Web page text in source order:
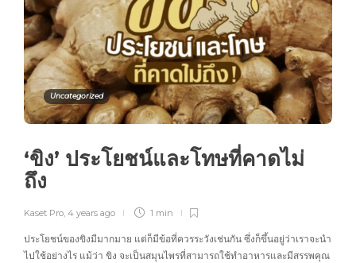
Uncategorized
‘ขิง’ ประโยชน์และโทษที่คาดไม่
ถึง
Kaset Pro 4 years ago 1 min
ประโยชน์ของขิงมีมากมาย แต่ก็มีข้อที่ควรระวังเช่นกัน ซึ่งก็ขึ้นอยู่ว่าเราจะนำ
ไปใช้อย่างไร แม้ว่า ขิง จะเป็นสมุนไพรที่สามารถใช้ทำอาหารและมีสรรพคุณ